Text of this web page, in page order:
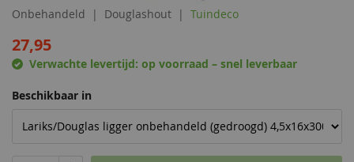
Onbehandeld Douglashout Tuindeco
27,95
Verwachte levertijd: op voorraad – snel leverbaar
Beschikbaar in